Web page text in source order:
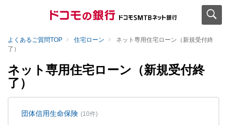
よくあるご質問TOP 住宅ローン
ネット専用住宅ローン（新規受付終
了）
ネット専用住宅ローン（新規受付終
了）
団体信用生命保険 (10件)